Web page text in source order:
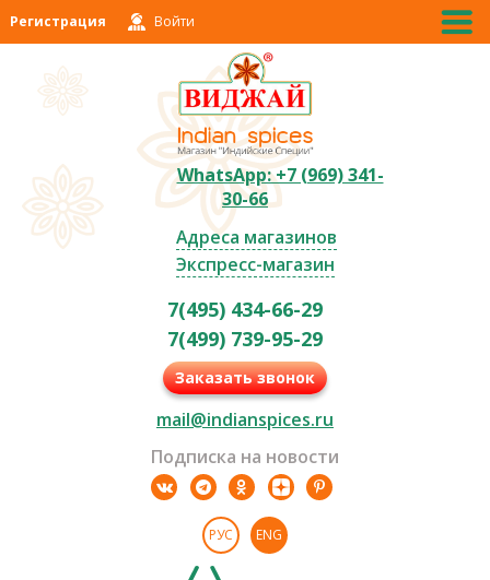
Регистрация Войти
WhatsApp: +7 (969) 341-
30-66
Адреса магазинов
Экспресс-магазин
7(495) 434-66-29
7(499) 739-95-29
Заказать звонок
mail@indianspices.ru
Подписка на новости
РУС ENG